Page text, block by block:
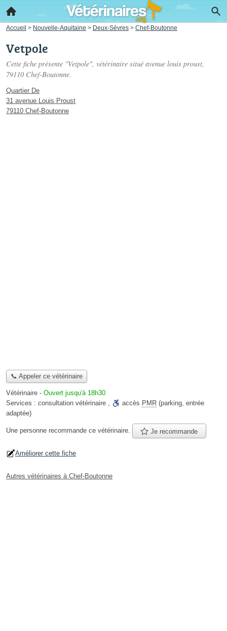
Accueil > Nouvelle-Aquitaine > Deux-Sèvres > Chef-Boutonne
Vetpole
Cette fiche présente "Vetpole", vétérinaire situé avenue louis proust,
79110 Chef-Boutonne.
Quartier De
31 avenue Louis Proust
79110 Chef-Boutonne
📞 Appeler ce vétérinaire
Vétérinaire - Ouvert jusqu'à 18h30
Services : consultation vétérinaire , accès PMR (parking, entrée
adaptée)
Une personne recommande ce vétérinaire. Je recommande
Améliorer cette fiche
Autres vétérinaires à Chef-Boutonne